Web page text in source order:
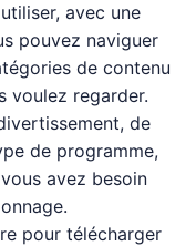
avec une
pouvez naviguer
de contenu
voulez regarder.
de
de programme,
avez besoin
pour télécharger